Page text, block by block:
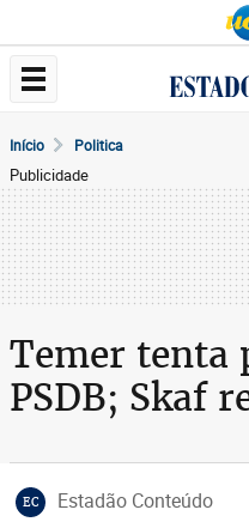
Início Politica
Publicidade
Temer tenta
PSDB; Skaf
EC Estadão Conteúdo